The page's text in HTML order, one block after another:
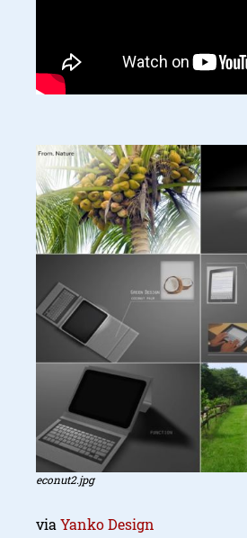
econut2.jpg
via Yanko Design